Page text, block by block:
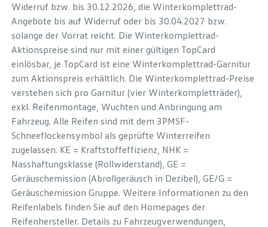
Widerruf bzw. bis 30.12.2026, die Winterkomplettrad-
Angebote bis auf Widerruf oder bis 30.04.2027 bzw.
solange der Vorrat reicht. Die Winterkomplettrad-
Aktionspreise sind nur mit einer gültigen TopCard
einlösbar, je TopCard ist eine Winterkomplettrad-Garnitur
zum Aktionspreis erhältlich. Die Winterkomplettrad-Preise
verstehen sich pro Garnitur (vier Winterkompletträder),
exkl. Reifenmontage, Wuchten und Anbringung am
Fahrzeug. Alle Reifen sind mit dem 3PMSF-
Schneeflockensymbol als geprüfte Winterreifen
zugelassen. KE = Kraftstoffeffizienz, NHK =
Nasshaftungsklasse (Rollwiderstand), GE =
Geräuschemission (Abrollgeräusch in Dezibel), GE/G =
Geräuschemission Gruppe. Weitere Informationen zu den
Reifenlabels finden Sie auf den Homepages der
Reifenhersteller. Details zu Fahrzeugverwendungen,